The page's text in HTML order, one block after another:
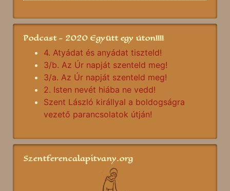
Podcast - 2020 Együtt egy úton!!!!
4. Atyádat és anyádat tiszteld!
3/b. Az Úr napját szenteld meg!
3/a. Az Úr napját szenteld meg!
2. Isten nevét hiába ne vedd!
Szent László királlyal a boldogságra
vezető parancsolatok útján!
Szentferencalapitvany.org